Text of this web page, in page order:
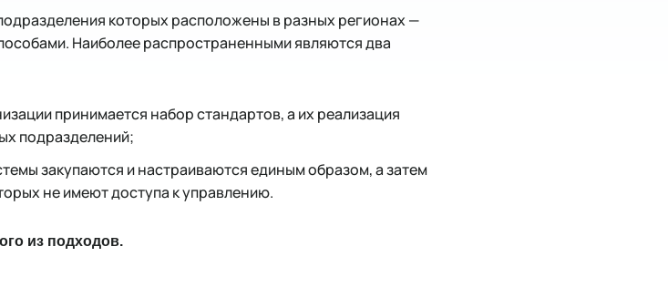
которых расположены в разных регионах —
Наиболее распространенными являются два
принимается набор стандартов, а их реализация
подразделений;
закупаются и настраиваются единым образом, а затем
не имеют доступа к управлению.
из подходов.